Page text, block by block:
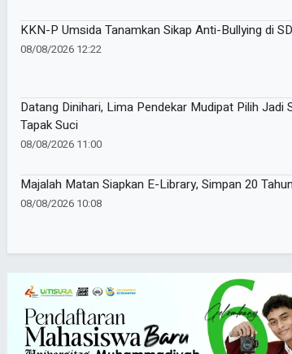
KKN-P Umsida Tanamkan Sikap Anti-Bullying di
08/08/2026 12:22
Datang Dinihari, Lima Pendekar Mudipat Pilih Jadi
Tapak Suci
08/08/2026 11:00
Majalah Matan Siapkan E-Library, Simpan 20
08/08/2026 10:08